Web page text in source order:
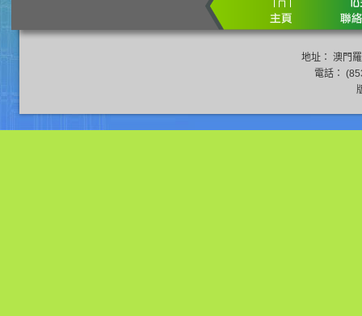
地址： 澳門
電話：